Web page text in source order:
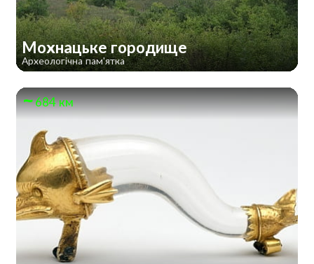
Мохнацьке городище
Археологічна пам'ятка
684 км